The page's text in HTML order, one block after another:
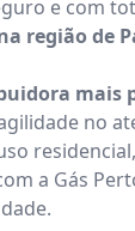
e com
região de
mais
no
a Gás